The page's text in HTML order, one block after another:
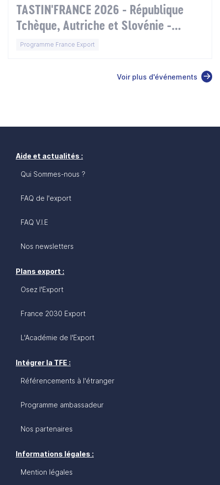
TASTIN'FRANCE 2026 - République
Tchèque, Autriche et Slovénie -
Extension Slovaquie
Programme France Export
Voir plus d'événements
Aide et actualités :
Qui Sommes-nous ?
FAQ de l'export
FAQ V.I.E
Nos newsletters
Plans export :
Osez l'Export
France 2030 Export
L'Académie de l'Export
Intégrer la TFE :
Référencements à l'étranger
Programme ambassadeur
Nos partenaires
Informations légales :
Mention légales